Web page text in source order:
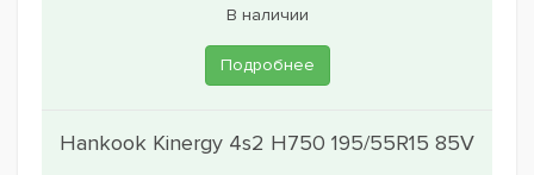
В наличии
Подробнее
Hankook Kinergy 4s2 H750 195/55R15 85V